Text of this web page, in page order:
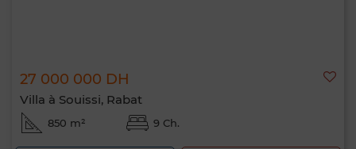
27 000 000 DH
Villa à Souissi, Rabat
850 m² 9 Ch.